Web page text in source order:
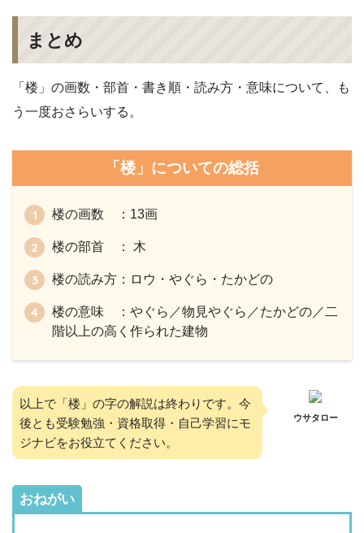
まとめ
「楼」の画数・部首・書き順・読み方・意味について、も
う一度おさらいする。
「楼」についての総括
楼の画数 ：13画
楼の部首 ： 木
楼の読み方：ロウ・やぐら・たかどの
楼の意味 ：やぐら／物見やぐら／たかどの／二
階以上の高く作られた建物
以上で「楼」の字の解説は終わりです。今
後とも受験勉強・資格取得・自己学習にモ
ジナビをお役立てください。
ウサタロー
おねがい